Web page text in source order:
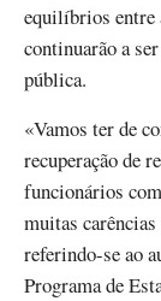
equilíbrios entre
continuarão a
pública.
«Vamos ter de
recuperação de
funcionários
muitas
referindo-se ao
Programa de